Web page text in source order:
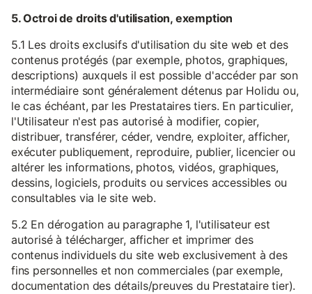
5. Octroi de droits d'utilisation, exemption
5.1 Les droits exclusifs d'utilisation du site web et des
contenus protégés (par exemple, photos, graphiques,
descriptions) auxquels il est possible d'accéder par son
intermédiaire sont généralement détenus par Holidu ou,
le cas échéant, par les Prestataires tiers. En particulier,
l'Utilisateur n'est pas autorisé à modifier, copier,
distribuer, transférer, céder, vendre, exploiter, afficher,
exécuter publiquement, reproduire, publier, licencier ou
altérer les informations, photos, vidéos, graphiques,
dessins, logiciels, produits ou services accessibles ou
consultables via le site web.
5.2 En dérogation au paragraphe 1, l'utilisateur est
autorisé à télécharger, afficher et imprimer des
contenus individuels du site web exclusivement à des
fins personnelles et non commerciales (par exemple,
documentation des détails/preuves du Prestataire tier).